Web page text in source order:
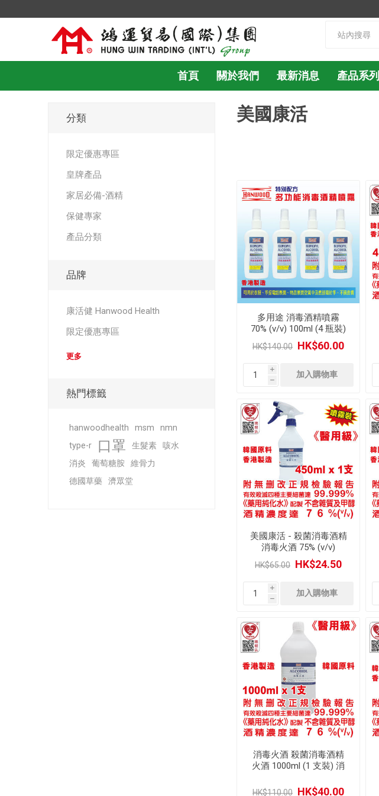
首頁 關於我們 最新消息 產品系列
美國康活
多用途 消毒酒精噴霧
70% (v/v) 100ml (4 瓶裝)
HK$140.00 HK$60.00
i
h
美國康活 - 殺菌消毒酒精
消毒火酒 75% (v/v)
450ml 美國品牌 (醫用級)
(1 支裝) 配 多用途噴霧頭
HK$65.00 HK$24.50
i
h
消毒火酒 殺菌消毒酒精
火酒 1000ml (1 支裝) 消
級)
HK$110.00 HK$40.00
分類
限定優惠專區
皇牌產品
家居必備-酒精
保健專家
產品分類
品牌
康活健 Hanwood Health
限定優惠專區
更多
熱門標籤
hanwoodhealth msm
nmn
type-r
口罩 生髮素
咳水
消炎
葡萄糖胺
維骨力
德國草藥
濟眾堂